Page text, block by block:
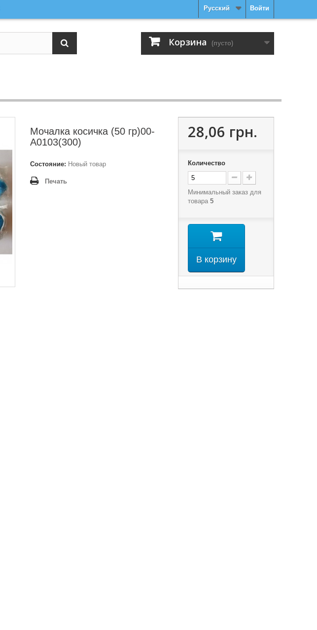
Войти
Русский
Корзина (пусто)
Мочалка косичка (50 гр)00-
А0103(300)
Состояние: Новый товар
Печать
28,06 грн.
Количество
Минимальный заказ для
товара 5
В корзину